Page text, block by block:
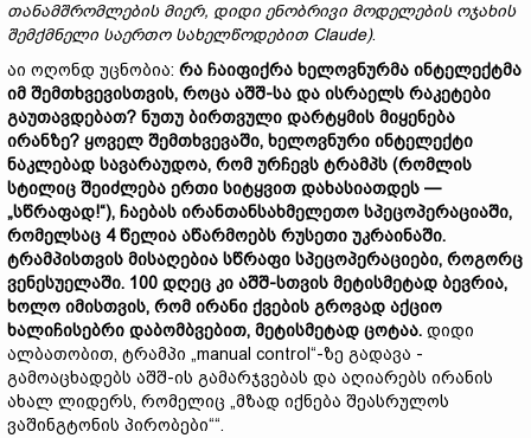
თანამშრომლების მიერ, დიდი ენობრივი მოდელების ოჯახის
შემქმნელი საერთო სახელწოდებით Claude).
აი ოღონდ უცნობია: რა ჩაიფიქრა ხელოვნურმა ინტელექტმა
იმ შემთხვევისთვის, როცა აშშ-სა და ისრაელს რაკეტები
გაუთავდებათ? ნუთუ ბირთვული დარტყმის მიყენება
ირანზე? ყოველ შემთხვევაში, ხელოვნური ინტელექტი
ნაკლებად სავარაუდოა, რომ ურჩევს ტრამპს (რომლის
სტილიც შეიძლება ერთი სიტყვით დახასიათდეს —
„სწრაფად!“), ჩაებას ირანთანსახმელეთო სპეცოპერაციაში,
რომელსაც 4წელია აწარმოებს რუსეთი უკრაინაში.
ტრამპისთვის მისაღებია სწრაფი სპეცოპერაციები, როგორც
ვენესუელაში. 100 დღეც კი აშშ-სთვის მეტისმეტად ბევრია,
ხოლო იმისთვის, რომ ირანი ქვების გროვად აქციო
ხალიჩისებრი დაბომბვებით, მეტისმეტად ცოტაა. დიდი
ალბათობით, ტრამპი „manual control“-ზე გადავა -
გამოაცხადებს აშშ-ის გამარჯვებას და აღიარებს ირანის
ახალ ლიდერს, რომელიც „მზად იქნება შეასრულოს
ვაშინგტონის პირობები““.